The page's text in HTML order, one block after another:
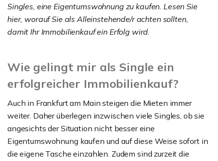
Singles, eine Eigentumswohnung zu kaufen. Lesen Sie
hier, worauf Sie als Alleinstehende/r achten sollten,
damit Ihr Immobilienkauf ein Erfolg wird.
Wie gelingt mir als Single ein
erfolgreicher Immobilienkauf?
Auch in Frankfurt am Main steigen die Mieten immer
weiter. Daher überlegen inzwischen viele Singles, ob sie
angesichts der Situation nicht besser eine
Eigentumswohnung kaufen und auf diese Weise sofort in
die eigene Tasche einzahlen. Zudem sind zurzeit die